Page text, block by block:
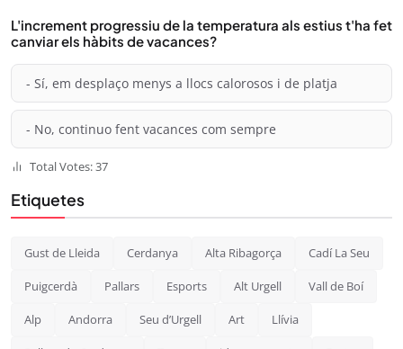
L'increment progressiu de la temperatura als estius t'ha fet
canviar els hàbits de vacances?
- Sí, em desplaço menys a llocs calorosos i de platja
- No, continuo fent vacances com sempre
Total Votes: 37
Etiquetes
Gust de Lleida Cerdanya Alta Ribagorça Cadí La Seu
Puigcerdà Pallars Esports Alt Urgell Vall de Boí
Alp Andorra Seu d’Urgell Art Llívia